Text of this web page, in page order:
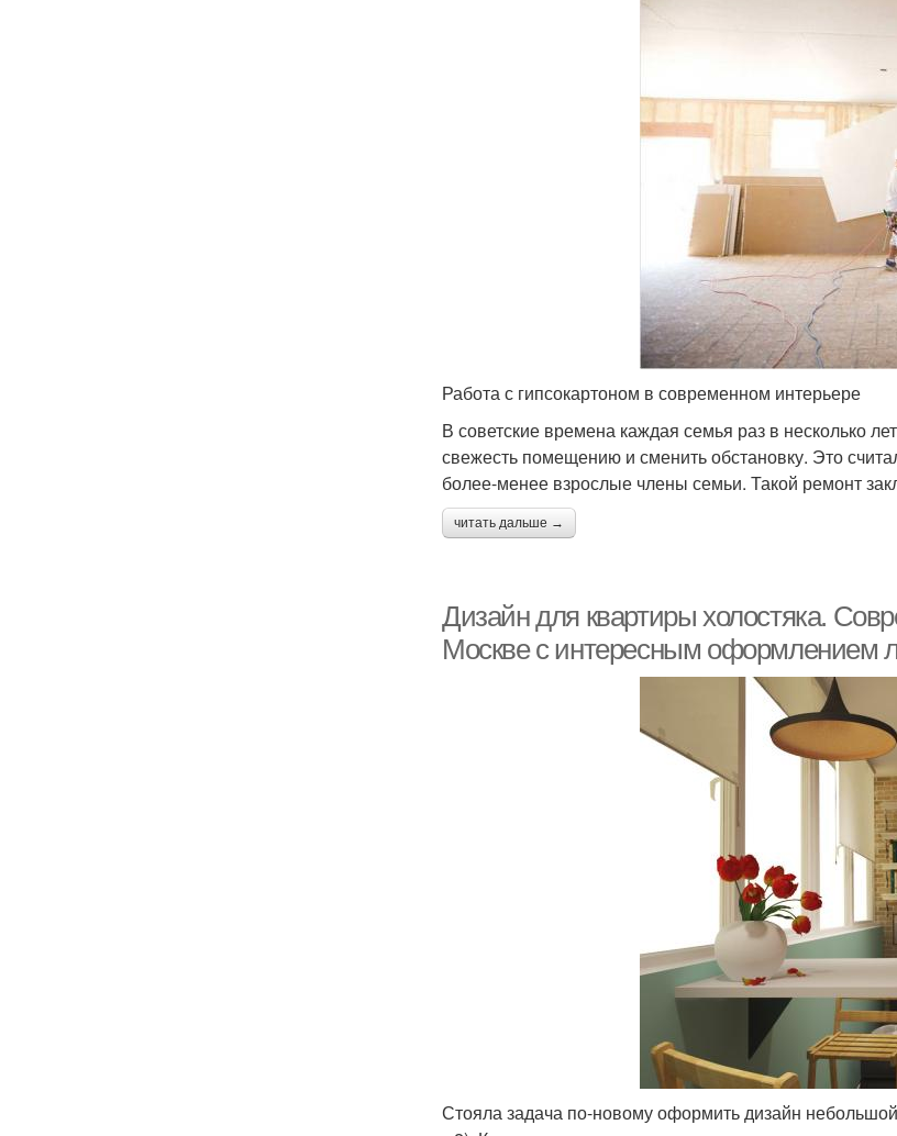
Работа с гипсокартоном в современном интерьере
В советские времена каждая семья раз в несколько
свежесть помещению и сменить обстановку. Это
более-менее взрослые члены семьи. Такой ремонт
читать дальше →
Дизайн для квартиры холостяка.
Москве с интересным оформлением
Стояла задача по-новому оформить дизайн